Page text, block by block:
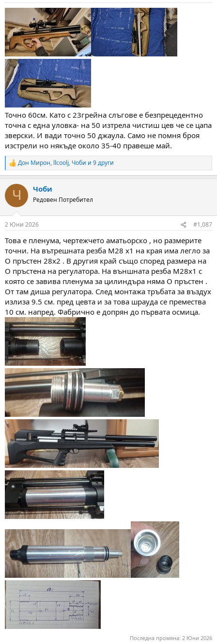
:
Точно 60см. Като с 23грейна слъгове е безпрецедентно
точна с една уловка- на 50 изтрела чистиш цев че се цапа
зверски. И вади точно 50 джаула. Само не помня броя
изстрели но някъде около 35-40 правеше май.
R
e
c
i
s
Дон Мирон, llcoolj, Чоби и 9 други
Ч Чоби
Редовен Потребител
2 Юни 2026 #1,087
Това е пленума, чертежчето аматьорско , но размерите
точни. На вътрешната резба М28 х1 на края има легло за
О пръстен 28х2 . В другия край също според размера на
О пръстена на регулатора. На външната резба М28х1 с
която се завива пленума за цилиндъра няма О пръстен .
От там диша регулатора. След монтажа тръбата за въздух
излиза 9.5 см. пред цевта и за това шрауда се премества
10 см. напред. Фабрично е допрян до първата осмица.
Последна промяна: 2 Юни 2026